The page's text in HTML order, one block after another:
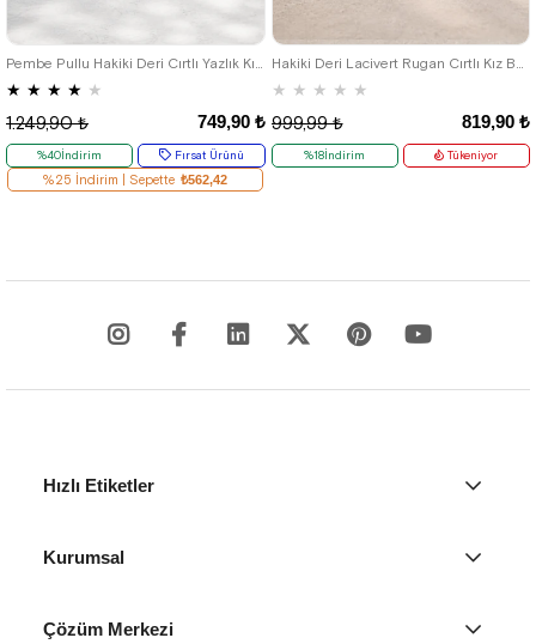
★ ★ ★ ★ ★
749,90 ₺
1.249,90 ₺
%40İndirim Fırsat Ürünü
%25 İndirim | Sepette ₺562,42
★ ★ ★ ★ ★
819,90 ₺
999,99 ₺
%18İndirim Tükeniyor
Hızlı Etiketler
Kurumsal
Çözüm Merkezi